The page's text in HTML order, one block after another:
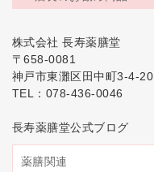
株式会社 長寿薬膳堂
〒658-0081
神戸市東灘区田中町3-4-20
TEL：078-436-0046
長寿薬膳堂公式ブログ
薬膳関連